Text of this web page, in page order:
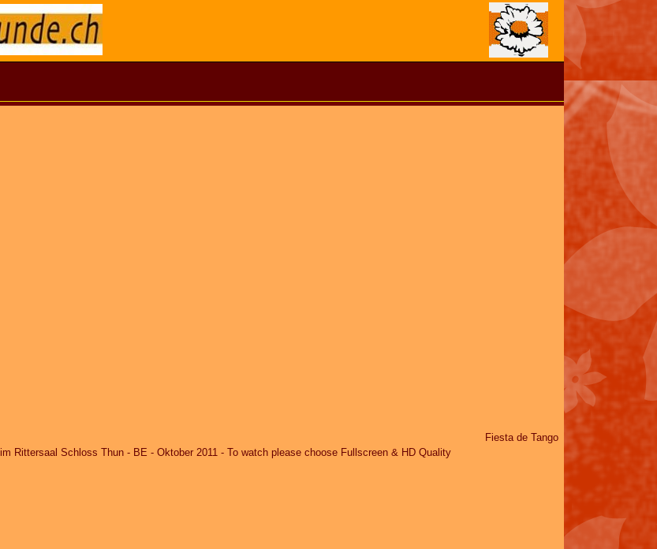
Fiesta de Tango
im Rittersaal Schloss Thun - BE - Oktober 2011 - To watch please choose Fullscreen & HD Quality